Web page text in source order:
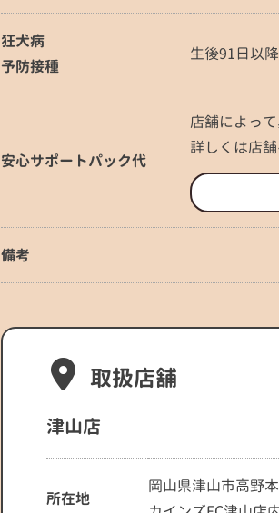
狂犬病
予防接種
生後91日以
安心サポートパック代
店舗によって
詳しくは店舗
備考
取扱店舗
津山店
所在地
岡山県津山市高野